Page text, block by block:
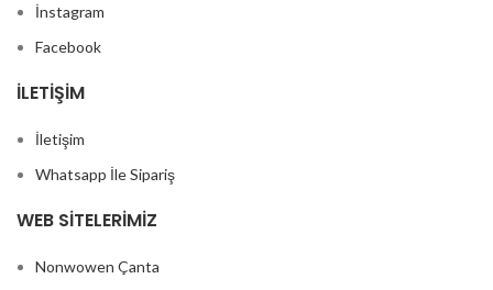
İnstagram
Facebook
İLETIŞIM
İletişim
Whatsapp İle Sipariş
WEB SITELERIMIZ
Nonwowen Çanta